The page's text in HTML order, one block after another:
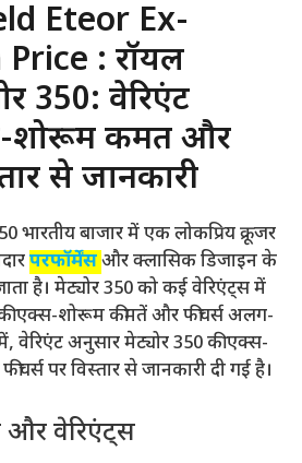
Eteor Ex-
: रॉयल
350: वेरिएंट
शोरूम कीमत और
से जानकारी
भारतीय बाजार में एक लोकप्रिय क्रूजर
परफॉर्मेंसऔर क्लासिक डिजाइन के
है। मेट्योर 350 को कई वेरिएंट्स में
एक्स-शोरूम कीमतें और फीचर्स अलग-
वेरिएंट अनुसार मेट्योर 350 की एक्स-
पर विस्तार से जानकारी दी गई है।
और वेरिएंट्स